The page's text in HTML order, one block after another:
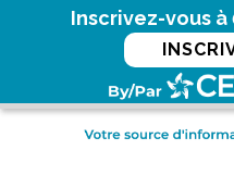
Inscrivez-vous à